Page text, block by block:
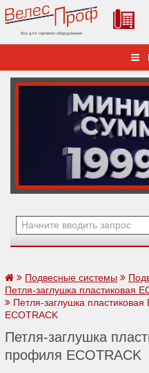
Все для торгового оборудования
Подвесные системы
Петля-заглушка пластиковая
Петля-заглушка
ECOTRACK
Петля-заглушка
профиля ECOTRACK